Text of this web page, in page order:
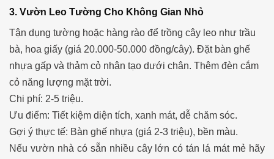
3. Vườn Leo Tường Cho Không Gian Nhỏ
Tận dụng tường hoặc hàng rào để trồng cây leo như trầu
bà, hoa giấy (giá 20.000-50.000 đồng/cây). Đặt bàn ghế
nhựa gấp và thảm cỏ nhân tạo dưới chân. Thêm đèn cắm
cỏ năng lượng mặt trời.
Chi phí: 2-5 triệu.
Ưu điểm: Tiết kiệm diện tích, xanh mát, dễ chăm sóc.
Gợi ý thực tế: Bàn ghế nhựa (giá 2-3 triệu), bền màu.
Nếu vườn nhà có sẵn nhiều cây lớn có tán lá mát mẻ hãy